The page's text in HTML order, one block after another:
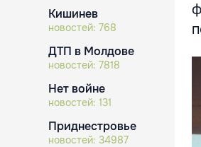
Кишинев
новостей: 768
ДТП в Молдове
новостей: 7818
Нет войне
новостей: 131
Приднестровье
новостей: 34987